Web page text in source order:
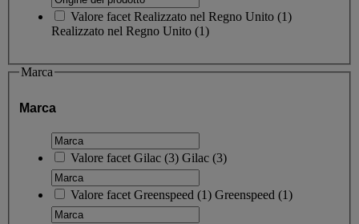
Valore facet Realizzato nel Regno Unito (1)
Realizzato nel Regno Unito (1)
Marca
Marca
Valore facet Gilac (3) Gilac (3)
Valore facet Greenspeed (1) Greenspeed (1)